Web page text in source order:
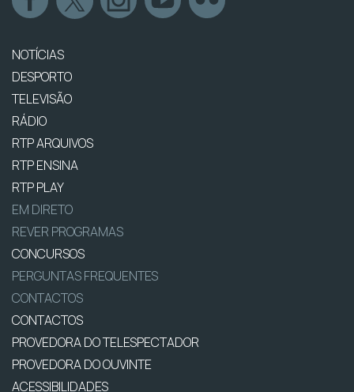
NOTÍCIAS
DESPORTO
TELEVISÃO
RÁDIO
RTP ARQUIVOS
RTP ENSINA
RTP PLAY
EM DIRETO
REVER PROGRAMAS
CONCURSOS
PERGUNTAS FREQUENTES
CONTACTOS
CONTACTOS
PROVEDORA DO TELESPECTADOR
PROVEDORA DO OUVINTE
ACESSIBILIDADES